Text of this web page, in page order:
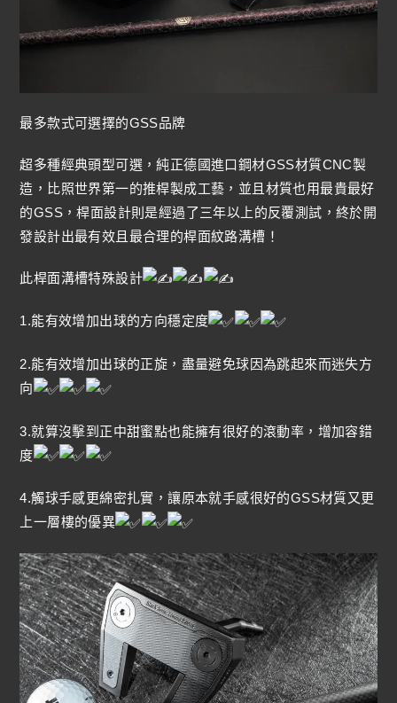
最多款式可選擇的GSS品牌
超多種經典頭型可選，純正德國進口鋼材GSS材質CNC製
造，比照世界第一的推桿製成工藝，並且材質也用最貴最好
的GSS，桿面設計則是經過了三年以上的反覆測試，終於開
發設計出最有效且最合理的桿面紋路溝槽！
此桿面溝槽特殊設計
1.能有效增加出球的方向穩定度
2.能有效增加出球的正旋，盡量避免球因為跳起來而迷失方
向
3.就算沒擊到正中甜蜜點也能擁有很好的滾動率，增加容錯
度
4.觸球手感更綿密扎實，讓原本就手感很好的GSS材質又更
上一層樓的優異